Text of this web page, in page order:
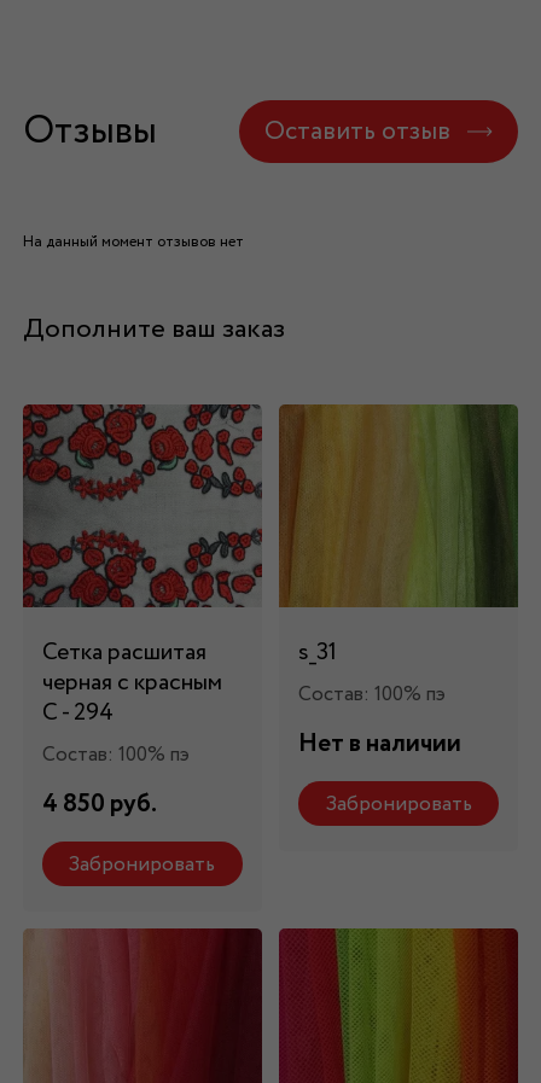
Отзывы Оставить отзыв
На данный момент отзывов нет
Дополните ваш заказ
Сетка расшитая
черная с красным
C - 294
Состав: 100% пэ
4 850 руб.
Забронировать
s_31
Состав: 100% пэ
Нет в наличии
Забронировать